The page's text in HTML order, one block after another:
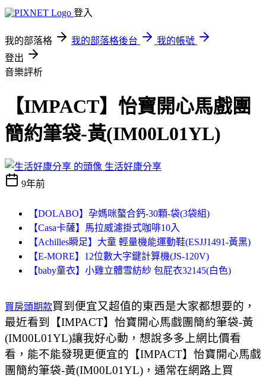
登入
我的部落格 我的部落格後台
我的帳號
登出
音樂評析
【IMPACT】怡寶開心馬戲團
簡約筆袋-黃(IM00L01YL)
生活好康分享
9年前
【DOLABO】孕媽咪螯合鈣-30顆-袋(3袋組)
【Casa卡薩】馬拉威濾掛式咖啡10入
【Achilles瞬足】大童 輕量機能運動鞋(ESJJ1491-黃黑)
【E-MORE】12位數大字鍵計算機(JS-120V)
【baby童衣】小雞立體雪紡紗 包屁衣32145(白色)
買房頭期款買到便宜又超值的東西是大家都想要的，
最近看到【IMPACT】怡寶開心馬戲團簡約筆袋-黃
(IM00L01YL)讓我好心動，想說多多上網比價看
看，能不能發現更便宜的【IMPACT】怡寶開心馬戲
團簡約筆袋-黃(IM00L01YL)，通常在網路上買